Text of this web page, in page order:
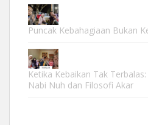
Puncak Kebahagiaan Bukan
Ketika Kebaikan Tak
Nabi Nuh dan Filosofi Akar